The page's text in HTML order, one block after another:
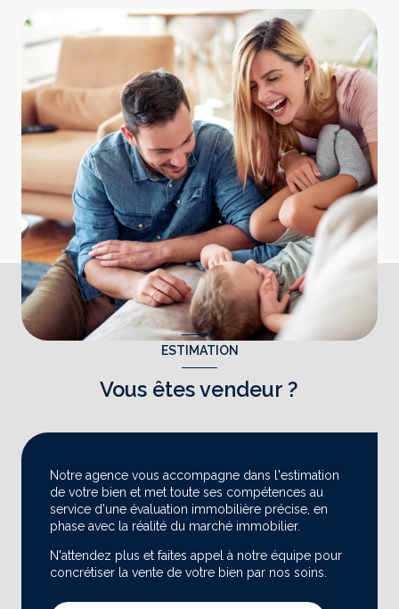
ESTIMATION
Vous êtes vendeur ?
Notre agence vous accompagne dans l'estimation
de votre bien et met toute ses compétences au
service d'une évaluation immobilière précise, en
phase avec la réalité du marché immobilier.
N'attendez plus et faites appel à notre équipe pour
concrétiser la vente de votre bien par nos soins.